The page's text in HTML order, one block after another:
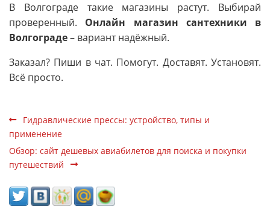
В Волгограде такие магазины растут. Выбирай
проверенный. Онлайн магазин сантехники в
Волгограде– вариант надёжный.
Заказал? Пиши в чат. Помогут. Доставят. Установят.
Всё просто.
Гидравлические прессы: устройство, типы и
применение
Обзор: сайт дешевых авиабилетов для поиска и покупки
путешествий